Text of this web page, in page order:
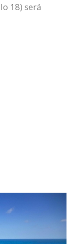
18) será